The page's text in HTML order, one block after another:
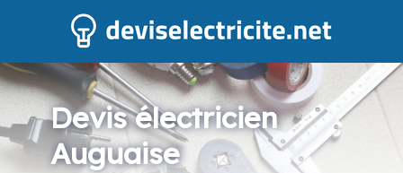
Devis électricien
Auguaise